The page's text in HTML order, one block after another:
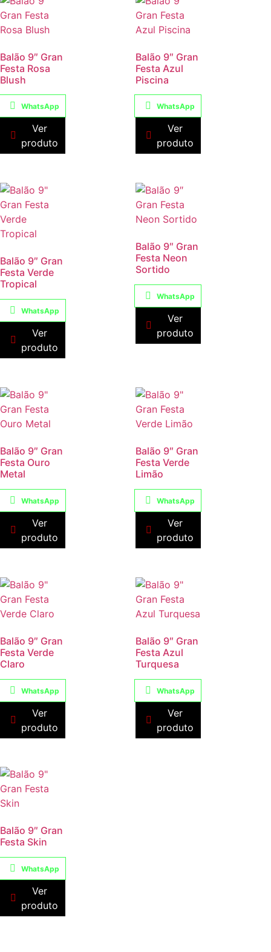
Balão 9″ Gran
Festa Rosa
Blush
WhatsApp
Ver
produto
Balão 9″ Gran
Festa Azul
Piscina
WhatsApp
Ver
produto
Balão 9″ Gran
Festa Verde
Tropical
WhatsApp
Ver
produto
Balão 9″ Gran
Festa Neon
Sortido
WhatsApp
Ver
produto
Balão 9″ Gran
Festa Ouro
Metal
WhatsApp
Ver
produto
Balão 9″ Gran
Festa Verde
Limão
WhatsApp
Ver
produto
Balão 9″ Gran
Festa Verde
Claro
WhatsApp
Ver
produto
Balão 9″ Gran
Festa Azul
Turquesa
WhatsApp
Ver
produto
Balão 9″ Gran
Festa Skin
WhatsApp
Ver
produto